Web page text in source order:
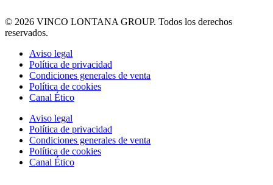
© 2026 VINCO LONTANA GROUP. Todos los derechos
reservados.
Aviso legal
Política de privacidad
Condiciones generales de venta
Política de cookies
Canal Ético
Aviso legal
Política de privacidad
Condiciones generales de venta
Política de cookies
Canal Ético